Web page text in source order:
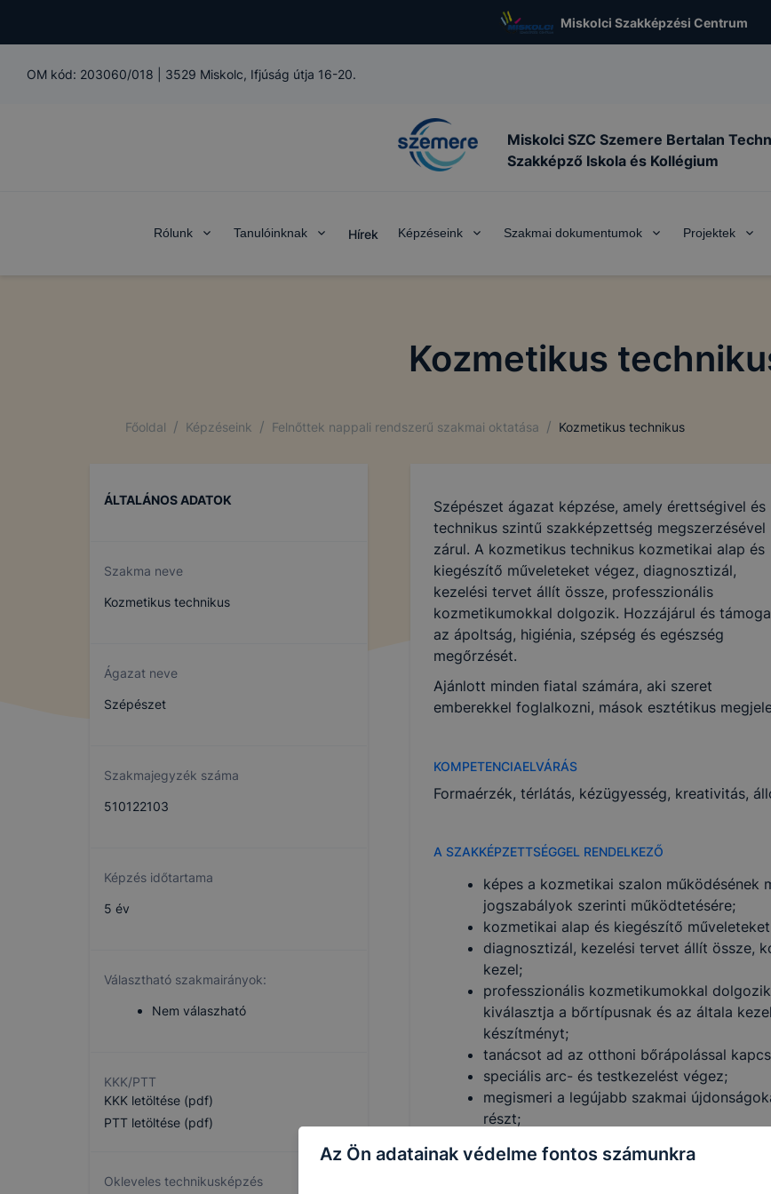
Miskolci Szakképzési Centrum
OM kód: 203060/018 3529 Miskolc, Ifjúság útja 16-20.
Miskolci SZC Szemere Bertalan
Szakképző Iskola és Kollégium
Rólunk Tanulóinknak Hírek Képzéseink Szakmai dokumentumok Projektek
Kozmetikus
Főoldal / Képzéseink / Felnőttek nappali rendszerű szakmai oktatása / Kozmetikus technikus
ÁLTALÁNOS ADATOK
Szakma neve
Kozmetikus technikus
Ágazat neve
Szépészet
Szakmajegyzék száma
510122103
Képzés időtartama
5 év
Választható szakmairányok:
Nem válaszható
KKK/PTT
KKK letöltése (pdf)
PTT letöltése (pdf)
Okleveles technikusképzés
Szépészet ágazat képzése, amely érettségivel és
technikus szintű szakképzettség megszerzésével
zárul. A kozmetikus technikus kozmetikai alap és
kiegészítő műveleteket végez, diagnosztizál,
kezelési tervet állít össze, professzionális
kozmetikumokkal dolgozik. Hozzájárul és
az ápoltság, higiénia, szépség és egészség
megőrzését.
Ajánlott minden fiatal számára, aki szeret
emberekkel foglalkozni, mások esztétikus
KOMPETENCIAELVÁRÁS
Formaérzék, térlátás, kézügyesség, kreativitás,
A SZAKKÉPZETTSÉGGEL RENDELKEZŐ
képes a kozmetikai szalon működésének
jogszabályok szerinti működtetésére;
kozmetikai alap és kiegészítő
diagnosztizál, kezelési tervet állít össze,
kezel;
professzionális kozmetikumokkal
kiválasztja a bőrtípusnak és az általa
készítményt;
tanácsot ad az otthoni bőrápolással
speciális arc- és testkezelést végez;
megismeri a legújabb szakmai
részt;
testkezelést végez manuálisan
különböző test- és arcfestési technikákat
Az Ön adatainak védelme fontos számunkra